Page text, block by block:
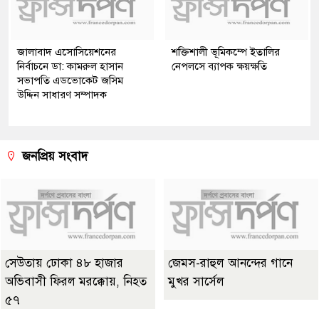
জালাবাদ এসোসিয়েশনের
নির্বাচনে ডা: কামরুল হাসান
সভাপতি এডভোকেট জসিম
উদ্দিন সাধারণ সম্পাদক
শক্তিশালী ভূমিকম্পে ইতালির
নেপলসে ব্যাপক ক্ষয়ক্ষতি
জনপ্রিয় সংবাদ
সেউতায় ঢোকা ৪৮ হাজার
অভিবাসী ফিরল মরক্কোয়, নিহত
৫৭
জেমস-রাহুল আনন্দের গানে
মুখর সার্সেল